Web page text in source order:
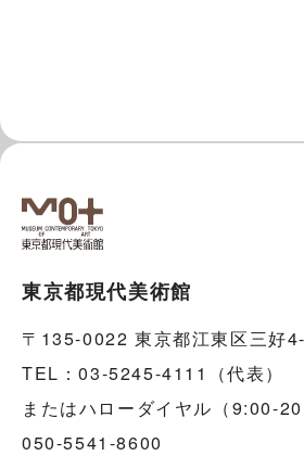
東京都現代美術館
〒135-0022 東京都江東区三好
TEL：03-5245-4111（代表）
またはハローダイヤル（9:00-
050-5541-8600